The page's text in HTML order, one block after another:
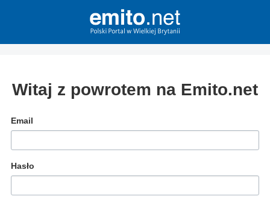
Witaj z powrotem na Emito.net
Email
Hasło